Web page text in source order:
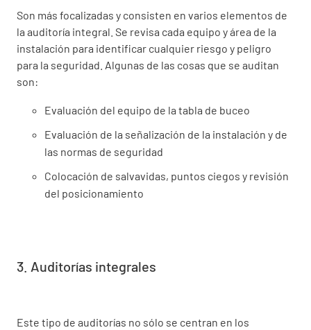
Son más focalizadas y consisten en varios elementos de
la auditoría integral. Se revisa cada equipo y área de la
instalación para identificar cualquier riesgo y peligro
para la seguridad. Algunas de las cosas que se auditan
son:
Evaluación del equipo de la tabla de buceo
Evaluación de la señalización de la instalación y de
las normas de seguridad
Colocación de salvavidas, puntos ciegos y revisión
del posicionamiento
3. Auditorías integrales
Este tipo de auditorías no sólo se centran en los